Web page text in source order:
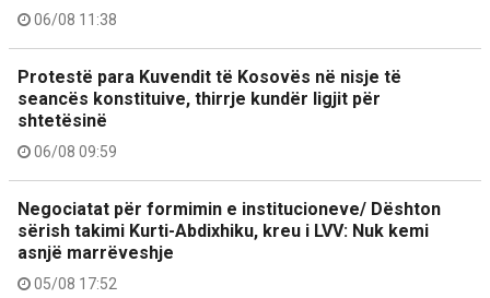
06/08 11:38
Protestë para Kuvendit të Kosovës në nisje të
seancës konstituive, thirrje kundër ligjit për
shtetësinë
06/08 09:59
Negociatat për formimin e institucioneve/ Dështon
sërish takimi Kurti-Abdixhiku, kreu i LVV: Nuk kemi
asnjë marrëveshje
05/08 17:52